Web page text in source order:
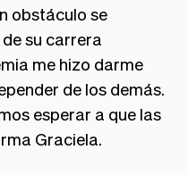
obstáculo se
su carrera
me hizo darme
de los demás.
esperar a que las
Graciela.